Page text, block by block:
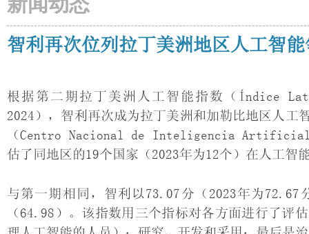
智利再次位列拉丁美洲地区人工智
根据第二期拉丁美洲人工智能指数（Índice
2024），智利再次成为拉丁美洲和加勒比地区人
（Centro Nacional de Inteligencia Artificial
估了同地区的19个国家（2023年为12个）在人工智
与第一期相同，智利以73.07分（2023年为
（64.98）。该指数用三个指标对各方面进行了评